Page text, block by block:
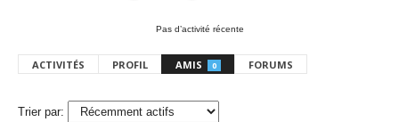
Pas d’activité récente
ACTIVITÉS PROFIL AMIS 0 FORUMS
Trier par: